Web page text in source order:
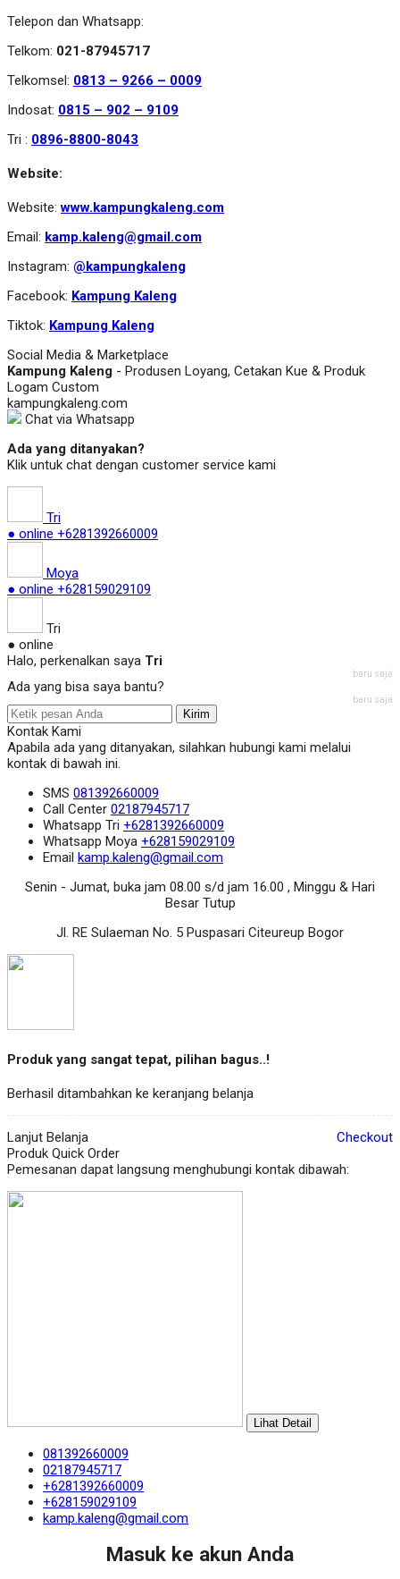
Telepon dan Whatsapp:
Telkom: 021-87945717
Telkomsel: 0813 – 9266 – 0009
Indosat: 0815 – 902 – 9109
Tri : 0896-8800-8043
Website:
Website:www.kampungkaleng.com
Email: kamp.kaleng@gmail.com
Instagram: @kampungkaleng
Facebook: Kampung Kaleng
Tiktok: Kampung Kaleng
Social Media & Marketplace
Kampung Kaleng - Produsen Loyang, Cetakan Kue & Produk
Logam Custom
kampungkaleng.com
Chat via Whatsapp
Ada yang ditanyakan?
Klik untuk chat dengan customer service kami
Tri
● online +6281392660009
Moya
● online +628159029109
Tri
● online
Halo, perkenalkan saya Tri
baru saja
Ada yang bisa saya bantu?
baru saja
Kirim
Kontak Kami
Apabila ada yang ditanyakan, silahkan hubungi kami melalui
kontak di bawah ini.
SMS 081392660009
Call Center 02187945717
Whatsapp Tri +6281392660009
Whatsapp Moya +628159029109
Email kamp.kaleng@gmail.com
Senin - Jumat, buka jam 08.00 s/d jam 16.00 , Minggu & Hari
Besar Tutup
Jl. RE Sulaeman No. 5 Puspasari Citeureup Bogor
Produk yang sangat tepat, pilihan bagus..!
Berhasil ditambahkan ke keranjang belanja
Lanjut Belanja
Checkout
Produk Quick Order
Pemesanan dapat langsung menghubungi kontak dibawah:
Lihat Detail
081392660009
02187945717
+6281392660009
+628159029109
kamp.kaleng@gmail.com
Masuk ke akun Anda